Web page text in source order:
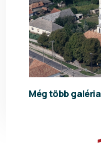
Még több galéria